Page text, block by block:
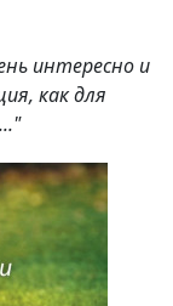
интересно и
как для